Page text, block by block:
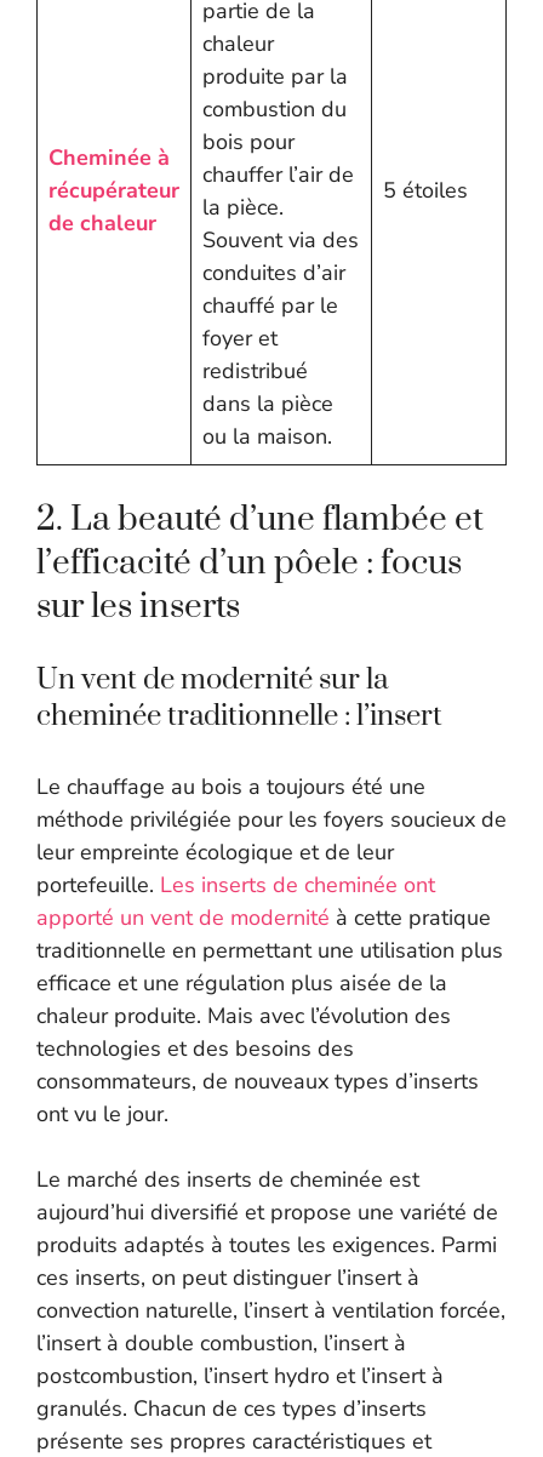
Cheminée à
récupérateur
de chaleur
partie de la
chaleur
produite par la
combustion du
bois pour
chauffer l’air de
la pièce.
Souvent via des
conduites d’air
chauffé par le
foyer et
redistribué
dans la pièce
ou la maison.
5 étoiles
2. La beauté d’une flambée et
l’efficacité d’un pôele : focus
sur les inserts
Un vent de modernité sur la
cheminée traditionnelle : l’insert
Le chauffage au bois a toujours été une
méthode privilégiée pour les foyers soucieux de
leur empreinte écologique et de leur
portefeuille. Les inserts de cheminée ont
apporté un vent de modernité à cette pratique
traditionnelle en permettant une utilisation plus
efficace et une régulation plus aisée de la
chaleur produite. Mais avec l’évolution des
technologies et des besoins des
consommateurs, de nouveaux types d’inserts
ont vu le jour.
Le marché des inserts de cheminée est
aujourd’hui diversifié et propose une variété de
produits adaptés à toutes les exigences. Parmi
ces inserts, on peut distinguer l’insert à
convection naturelle, l’insert à ventilation forcée,
l’insert à double combustion, l’insert à
postcombustion, l’insert hydro et l’insert à
granulés. Chacun de ces types d’inserts
présente ses propres caractéristiques et